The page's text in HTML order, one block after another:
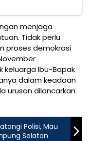
menjaga
Tidak perlu
proses demokrasi
keluarga Ibu-Bapak
dalam keadaan
urusan dilancarkan.
Polisi, Mau
Selatan